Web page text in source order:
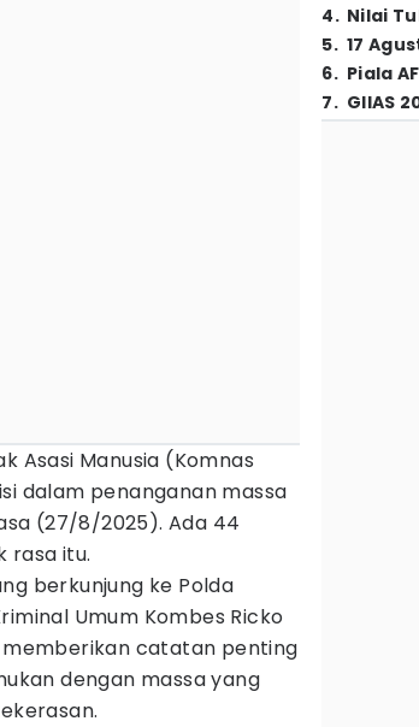
Asasi Manusia (Komnas
dalam penanganan massa
(27/8/2025). Ada 44
rasa itu.
berkunjung ke Polda
Umum Kombes Ricko
memberikan catatan penting
dengan massa yang
4. Nilai
5. 17
6. Piala
7. GIIAS